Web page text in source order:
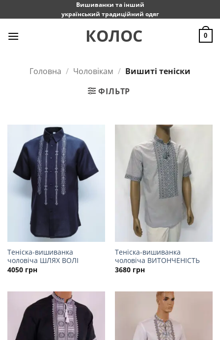
Вишиванки та інший
український традиційний одяг
КОЛОС 0
Головна / Чоловікам / Вишиті теніски
ФІЛЬТР
Теніска-вишиванка
чоловіча ШЛЯХ ВОЛІ
4050 грн
Теніска-вишиванка
чоловіча ВИТОНЧЕНІСТЬ
3680 грн